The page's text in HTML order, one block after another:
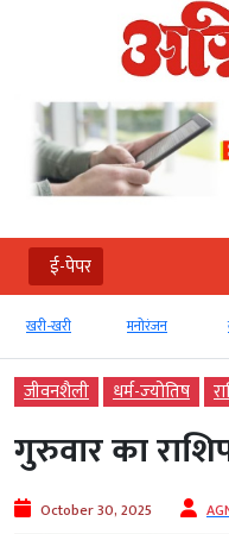
ई-पेपर
खरी-खरी मनोरंजन
जीवनशैली धर्म-ज्‍योतिष
गुरुवार का
October 30, 2025